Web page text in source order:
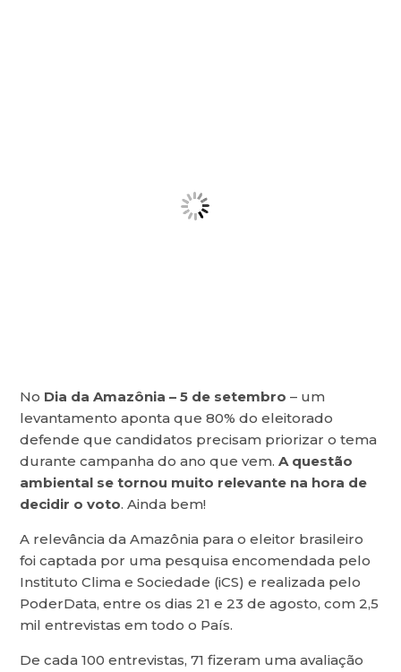
No Dia da Amazônia – 5 de setembro – um
levantamento aponta que 80% do eleitorado
defende que candidatos precisam priorizar o tema
durante campanha do ano que vem.A questão
ambiental se tornou muito relevante na hora de
decidir o voto. Ainda bem!
A relevância da Amazônia para o eleitor brasileiro
foi captada por uma pesquisa encomendada pelo
Instituto Clima e Sociedade (iCS) e realizada pelo
PoderData, entre os dias 21 e 23 de agosto, com 2,5
mil entrevistas em todo o País.
De cada 100 entrevistas, 71 fizeram uma avaliação